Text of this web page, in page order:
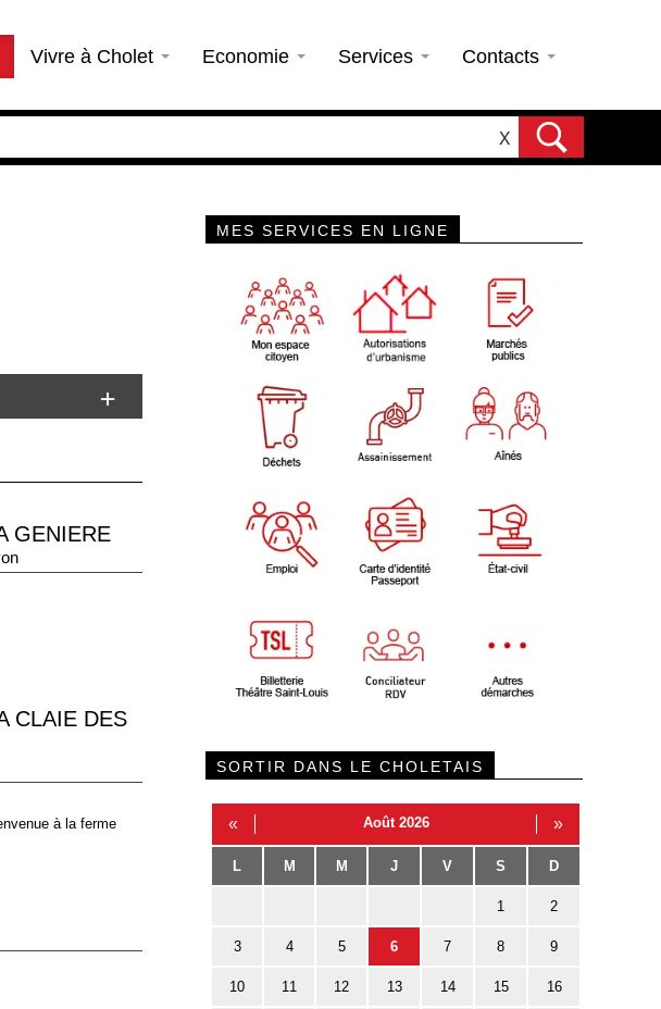
Vivre à Cholet Economie Services Contacts
X
GENIERE
CLAIE DES
à la ferme
MES SERVICES EN LIGNE
SORTIR DANS LE CHOLETAIS
« Août 2026 »
L M M J V S D
1 2
3 4 5 6 7 8 9
10 11 12 13 14 15 16